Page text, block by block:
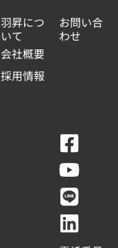
羽昇につ
いて
会社概要
採用情報
お問い合
わせ
F
a
c
e
b
Y
o
u
t
u
L
i
n
e
L
i
n
k
e